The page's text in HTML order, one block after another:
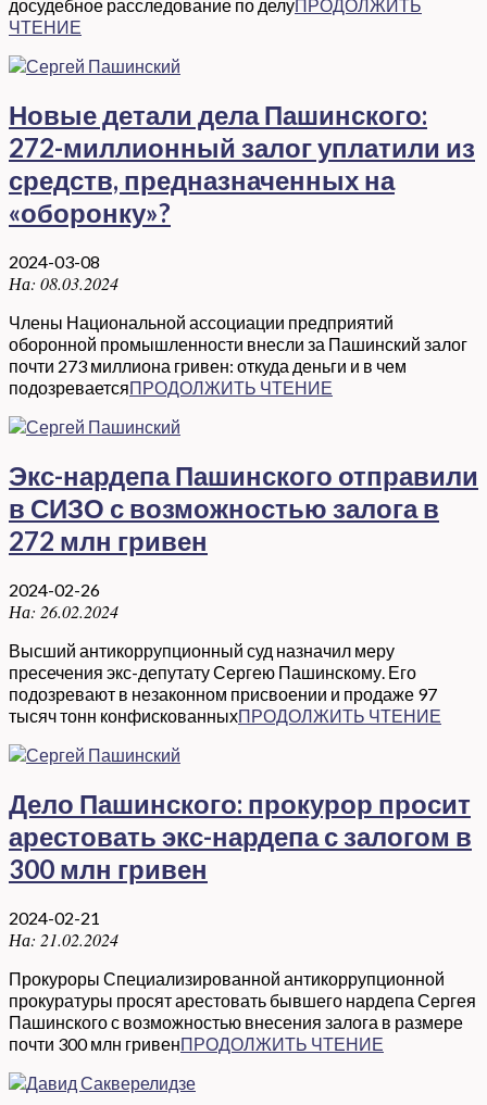
досудебное расследование по делуПРОДОЛЖИТЬ
ЧТЕНИЕ
Новые детали дела Пашинского:
272-миллионный залог уплатили из
средств, предназначенных на
«оборонку»?
2024-03-08
На: 08.03.2024
Члены Национальной ассоциации предприятий
оборонной промышленности внесли за Пашинский залог
почти 273 миллиона гривен: откуда деньги и в чем
подозреваетсяПРОДОЛЖИТЬ ЧТЕНИЕ
Экс-нардепа Пашинского отправили
в СИЗО с возможностью залога в
272 млн гривен
2024-02-26
На: 26.02.2024
Высший антикоррупционный суд назначил меру
пресечения экс-депутату Сергею Пашинскому. Его
подозревают в незаконном присвоении и продаже 97
тысяч тонн конфискованныхПРОДОЛЖИТЬ ЧТЕНИЕ
Дело Пашинского: прокурор просит
арестовать экс-нардепа с залогом в
300 млн гривен
2024-02-21
На: 21.02.2024
Прокуроры Специализированной антикоррупционной
прокуратуры просят арестовать бывшего нардепа Сергея
Пашинского с возможностью внесения залога в размере
почти 300 млн гривенПРОДОЛЖИТЬ ЧТЕНИЕ